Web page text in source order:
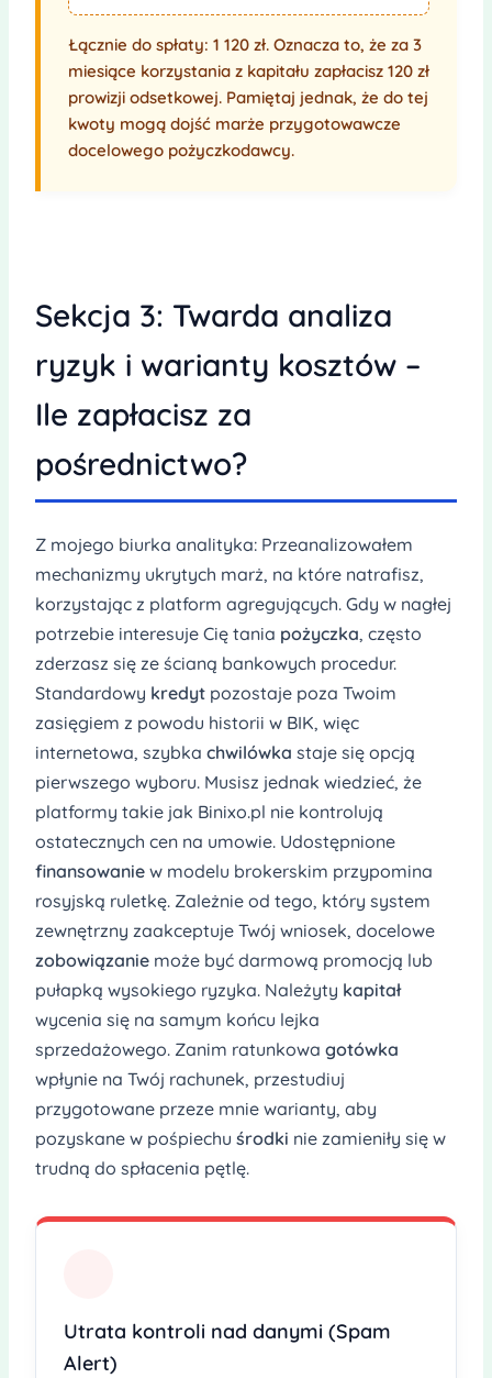
Łącznie do spłaty: 1 120 zł. Oznacza to, że za 3
miesiące korzystania z kapitału zapłacisz 120 zł
prowizji odsetkowej. Pamiętaj jednak, że do tej
kwoty mogą dojść marże przygotowawcze
docelowego pożyczkodawcy.
Sekcja 3: Twarda analiza
ryzyk i warianty kosztów –
Ile zapłacisz za
pośrednictwo?
Z mojego biurka analityka: Przeanalizowałem
mechanizmy ukrytych marż, na które natrafisz,
korzystając z platform agregujących. Gdy w nagłej
potrzebie interesuje Cię tania pożyczka, często
zderzasz się ze ścianą bankowych procedur.
Standardowy kredytpozostaje poza Twoim
zasięgiem z powodu historii w BIK, więc
internetowa, szybka chwilówka staje się opcją
pierwszego wyboru. Musisz jednak wiedzieć, że
platformy takie jak Binixo.pl nie kontrolują
ostatecznych cen na umowie. Udostępnione
finansowaniew modelu brokerskim przypomina
rosyjską ruletkę. Zależnie od tego, który system
zewnętrzny zaakceptuje Twój wniosek, docelowe
zobowiązaniemoże być darmową promocją lub
pułapką wysokiego ryzyka. Należyty kapitał
wycenia się na samym końcu lejka
sprzedażowego. Zanim ratunkowa gotówka
wpłynie na Twój rachunek, przestudiuj
przygotowane przeze mnie warianty, aby
pozyskane w pośpiechu środki nie zamieniły się w
trudną do spłacenia pętlę.
Utrata kontroli nad danymi (Spam
Alert)